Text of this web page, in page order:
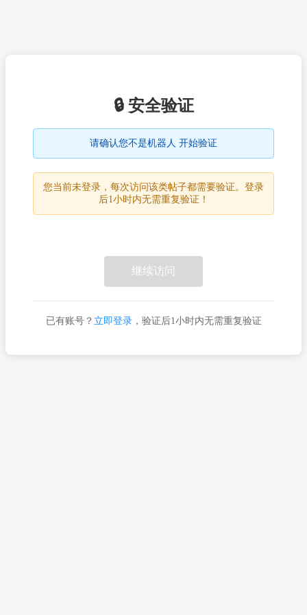
🔒 安全验证
请确认您不是机器人 开始验证
您当前未登录，每次访问该类帖子都需要验证。登录
后1小时内无需重复验证！
继续访问
已有账号？ 立即登录，验证后1小时内无需重复验证